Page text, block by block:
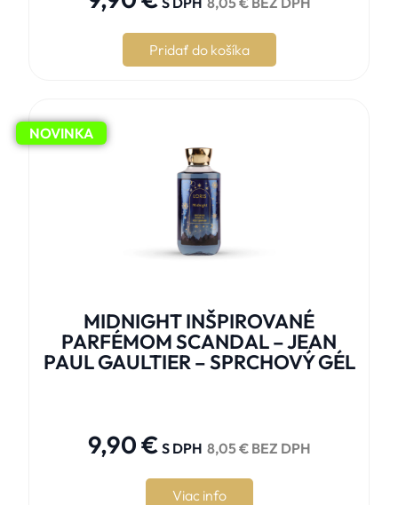
Pridať do košíka
NOVINKA
MIDNIGHT INŠPIROVANÉ
PARFÉMOM SCANDAL – JEAN
PAUL GAULTIER – SPRCHOVÝ GÉL
9,90€ S DPH 8,05€BEZ DPH
Viac info